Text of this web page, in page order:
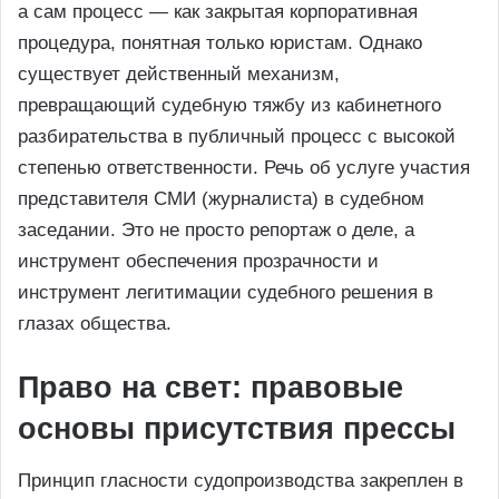
а сам процесс — как закрытая корпоративная
процедура, понятная только юристам. Однако
существует действенный механизм,
превращающий судебную тяжбу из кабинетного
разбирательства в публичный процесс с высокой
степенью ответственности. Речь об услуге участия
представителя СМИ (журналиста) в судебном
заседании. Это не просто репортаж о деле, а
инструмент обеспечения прозрачности и
инструмент легитимации судебного решения в
глазах общества.
Право на свет: правовые
основы присутствия прессы
Принцип гласности судопроизводства закреплен в